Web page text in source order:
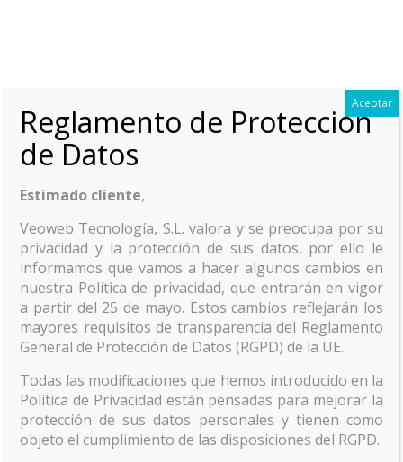
El poder de
Fotografía y video
Reglamento de Protección
de Datos
Estimado cliente,
Veoweb Tecnología, S.L. valora y se preocupa por su
privacidad y la protección de sus datos, por ello le
informamos que vamos a hacer algunos cambios en
nuestra Política de privacidad, que entrarán en vigor
a partir del 25 de mayo. Estos cambios reflejarán los
mayores requisitos de transparencia del Reglamento
General de Protección de Datos (RGPD) de la UE.
Todas las modificaciones que hemos introducido en la
Política de Privacidad están pensadas para mejorar la
protección de sus datos personales y tienen como
objeto el cumplimiento de las disposiciones del RGPD.
Aceptar